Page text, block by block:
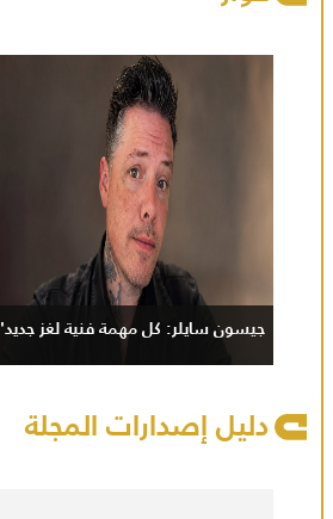
جيسون سايلر: كل مهمة فنية لغز جديد'
دليل إصدارات المجلة